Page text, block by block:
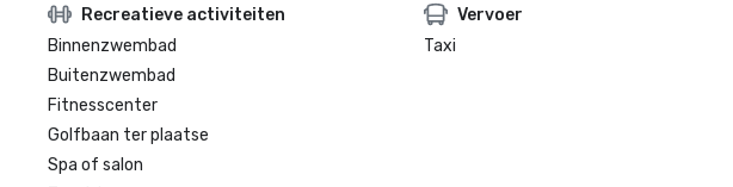
Recreatieve activiteiten
Binnenzwembad
Buitenzwembad
Fitnesscenter
Golfbaan ter plaatse
Spa of salon
Vervoer
Taxi